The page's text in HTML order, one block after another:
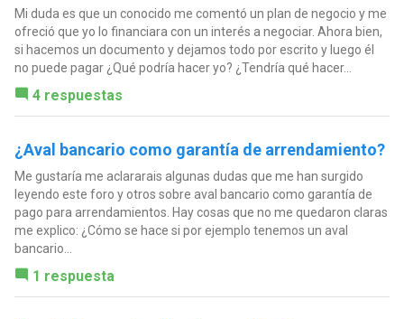
Mi duda es que un conocido me comentó un plan de negocio y me
ofreció que yo lo financiara con un interés a negociar. Ahora bien,
si hacemos un documento y dejamos todo por escrito y luego él
no puede pagar ¿Qué podría hacer yo? ¿Tendría qué hacer...
4 respuestas
¿Aval bancario como garantía de arrendamiento?
Me gustaría me aclararais algunas dudas que me han surgido
leyendo este foro y otros sobre aval bancario como garantía de
pago para arrendamientos. Hay cosas que no me quedaron claras
me explico: ¿Cómo se hace si por ejemplo tenemos un aval
bancario...
1 respuesta